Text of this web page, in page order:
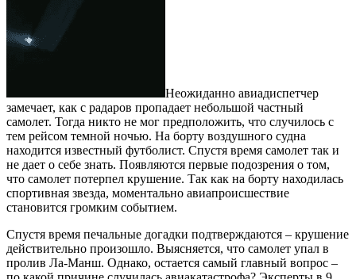
Неожиданно авиадиспетчер
замечает, как с радаров пропадает небольшой частный
самолет. Тогда никто не мог предположить, что случилось с
тем рейсом темной ночью. На борту воздушного судна
находится известный футболист. Спустя время самолет так и
не дает о себе знать. Появляются первые подозрения о том,
что самолет потерпел крушение. Так как на борту находилась
спортивная звезда, моментально авиапроисшествие
становится громким событием.
Спустя время печальные догадки подтверждаются – крушение
действительно произошло. Выясняется, что самолет упал в
пролив Ла-Манш. Однако, остается самый главный вопрос –